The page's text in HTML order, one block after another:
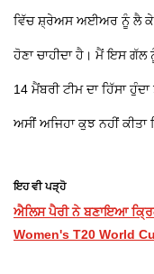
ਵਿੱਚ ਸ਼੍ਰੇਅਸ ਅਈਅਰ ਨੂੰ ਲੈ ਕੇ
ਹੋਣਾ ਚਾਹੀਦਾ ਹੈ। ਮੈਂ ਇਸ
14 ਮੈਂਬਰੀ ਟੀਮ ਦਾ ਹਿੱਸਾ
ਅਸੀਂ ਅਜਿਹਾ ਕੁਝ ਨਹੀਂ
ਇਹ ਵੀ ਪੜ੍ਹੋ
ਐਲਿਸ ਪੈਰੀ ਨੇ ਬਣਾਇਆ
Women's T20 World